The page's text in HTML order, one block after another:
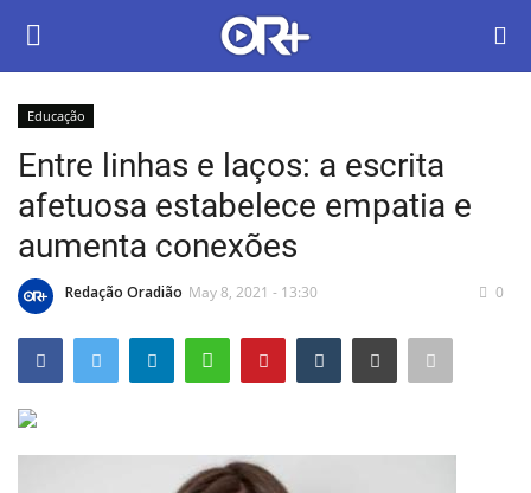
Home
Últimas
Política
Educação
Entre linhas e laços: a escrita
afetuosa estabelece empatia e
aumenta conexões
Redação Oradião May 8, 2021 - 13:30 0